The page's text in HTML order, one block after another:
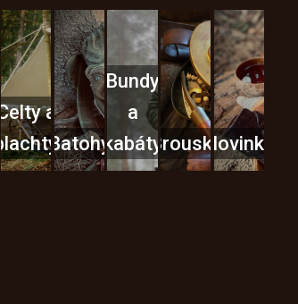
Celty a
plachtyBatohy
Bundy
a
kabátyBrouskyNovinky